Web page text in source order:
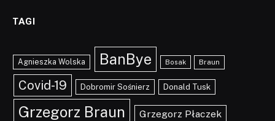
TAGI
Agnieszka Wolska BanBye Bosak Braun
Covid-19 Dobromir Sośnierz Donald Tusk
Grzegorz Braun Grzegorz Płaczek